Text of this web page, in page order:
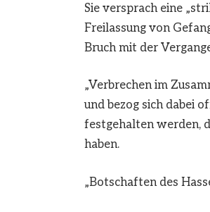
Sie versprach eine
Freilassung von
Bruch mit der
„Verbrechen im
und bezog sich dabei
festgehalten werden,
haben.
„Botschaften des